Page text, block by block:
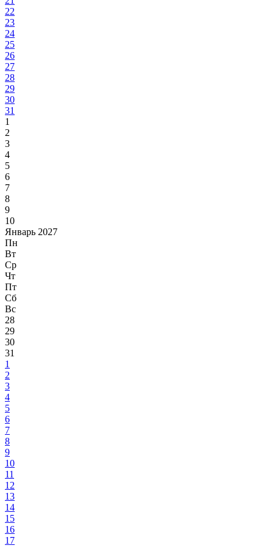
22
23
24
25
26
27
28
29
30
31
1
2
3
4
5
6
7
8
9
10
Январь 2027
Пн
Вт
Ср
Чт
Пт
Сб
Вс
28
29
30
31
1
2
3
4
5
6
7
8
9
10
11
12
13
14
15
16
17